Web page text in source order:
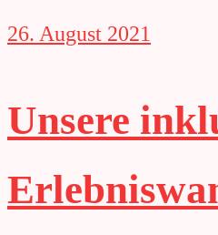
26. August 2021
Unsere